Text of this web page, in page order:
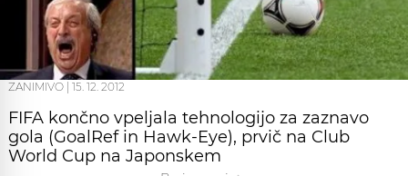
ZANIMIVO 15. 12. 2012
FIFA končno vpeljala tehnologijo za zaznavo
gola (GoalRef in Hawk-Eye), prvič na Club
World Cup na Japonskem